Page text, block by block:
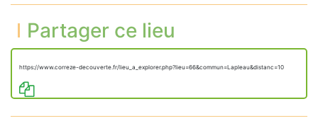
Partager ce lieu
https://www.correze-decouverte.fr/lieu_a_explorer.php?lieu=66&commun=Lapleau&distanc=10